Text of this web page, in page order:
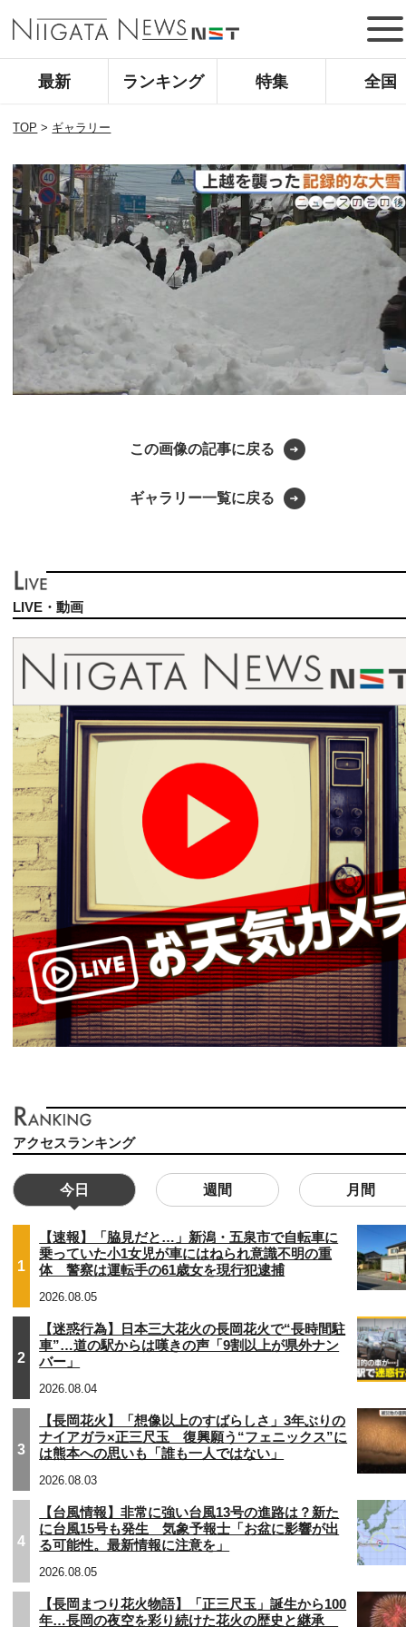
最新 ランキング 特集 全国
TOP > ギャラリー
この画像の記事に戻る
ギャラリー一覧に戻る
LIVE・動画
アクセスランキング
今日 週間 月間
1
【速報】「脇見だと…」新潟・五泉市で自転車に
乗っていた小1女児が車にはねられ意識不明の重
体 警察は運転手の61歳女を現行犯逮捕
2026.08.05
2
【迷惑行為】日本三大花火の長岡花火で“長時間駐
車”…道の駅からは嘆きの声「9割以上が県外ナン
バー」
2026.08.04
3
【長岡花火】「想像以上のすばらしさ」3年ぶりの
ナイアガラ×正三尺玉 復興願う“フェニックス”に
は熊本への思いも「誰も一人ではない」
2026.08.03
4
【台風情報】非常に強い台風13号の進路は？新た
に台風15号も発生 気象予報士「お盆に影響が出
る可能性。最新情報に注意を」
2026.08.05
【長岡まつり花火物語】「正三尺玉」誕生から100
年…長岡の夜空を彩り続けた花火の歴史と継承